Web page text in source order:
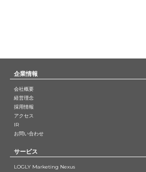
企業情報
会社概要
経営理念
採用情報
アクセス
IR
お問い合わせ
サービス
LOGLY Marketing Nexus